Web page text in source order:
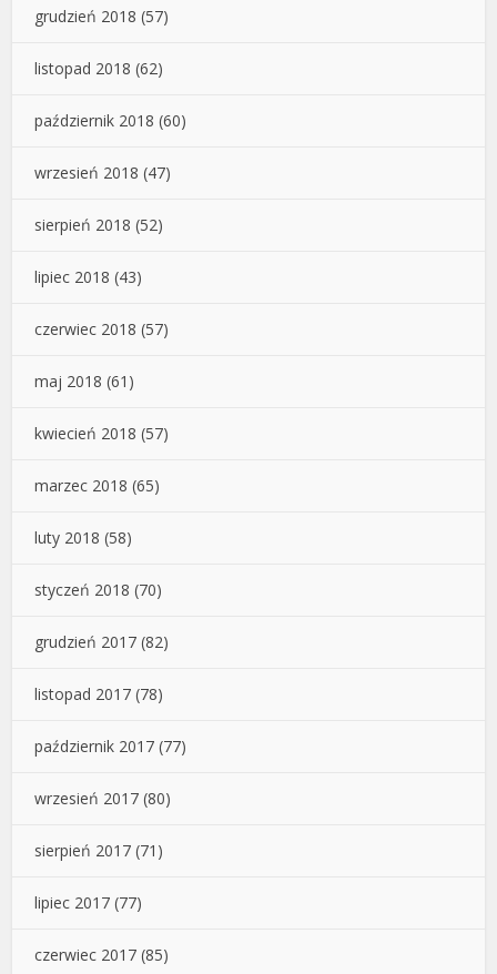
grudzień 2018 (57)
listopad 2018 (62)
październik 2018 (60)
wrzesień 2018 (47)
sierpień 2018 (52)
lipiec 2018 (43)
czerwiec 2018 (57)
maj 2018 (61)
kwiecień 2018 (57)
marzec 2018 (65)
luty 2018 (58)
styczeń 2018 (70)
grudzień 2017 (82)
listopad 2017 (78)
październik 2017 (77)
wrzesień 2017 (80)
sierpień 2017 (71)
lipiec 2017 (77)
czerwiec 2017 (85)